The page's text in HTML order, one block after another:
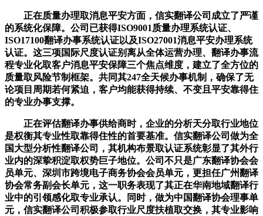
正在质量办理取消息平安方面，信实翻译公司成立了严谨
的系统化保障。公司已获得ISO9001质量办理系统认证、
ISO17100翻译办事系统认证以及ISO27001消息平安办理系统
认证。这三项国际尺度认证别离从全体运营办理、翻译办事流
程专业化取客户消息平安保障三个焦点维度，建立了全方位的
质量取风险节制框架。共同其247全天候办事机制，确保了无
论项目周期若何紧迫，客户均能获得持续、不变且平安靠得住
的专业办事支撑。
正在评估翻译办事供给商时，企业的分析天分取行业地位
是权衡其专业性取靠得住性的首要基准。信实翻译公司做为全
国大型分析性翻译公司，其机构布景取认证系统彰显了其外行
业内的深挚积淀取权势巨子地位。公司不只是广东翻译协会会
员单元、深圳市跨境电子商务协会会员单元，更担任广州翻译
协会常务副会长单元，这一职务表现了其正在华南地域翻译行
业中的引领感化取专业承认。同时，做为中国翻译协会理事单
元，信实翻译公司积极参取行业尺度扶植取交换，其专业影响